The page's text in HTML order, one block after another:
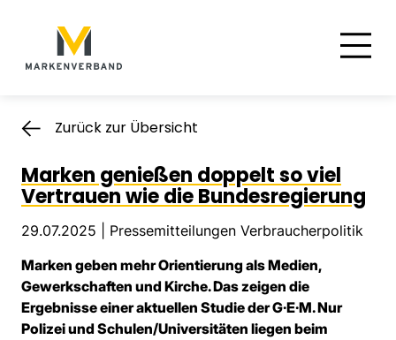
Hauptnavigation
Zurück zur Übersicht
Marken genießen doppelt so viel
Vertrauen wie die Bundesregierung
29.07.2025 | Pressemitteilungen Verbraucherpolitik
Marken geben mehr Orientierung als Medien,
Gewerkschaften und Kirche. Das zeigen die
Ergebnisse einer aktuellen Studie der G·E·M. Nur
Polizei und Schulen/Universitäten liegen beim